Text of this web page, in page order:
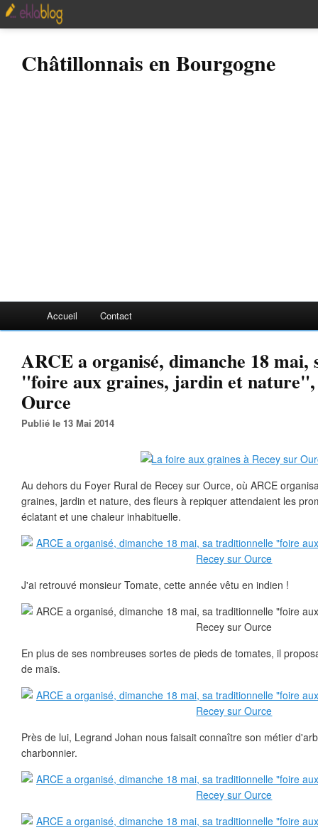
Châtillonnais en Bourgogne
Accueil Contact
ARCE a organisé, dimanche 18
"foire aux graines, jardin et nature",
Ource
Publié le 13 Mai 2014
Au dehors du Foyer Rural de Recey sur Ource, où ARCE
graines, jardin et nature, des fleurs à repiquer attendaient les
éclatant et une chaleur inhabituelle.
J'ai retrouvé monsieur Tomate, cette année vêtu en indien !
En plus de ses nombreuses sortes de pieds de tomates, il
de maïs.
Près de lui, Legrand Johan nous faisait connaître son métier
charbonnier.